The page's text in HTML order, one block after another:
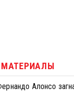
Алонсо